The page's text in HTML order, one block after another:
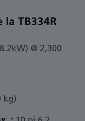
TB334R
@ 2,300
kg)